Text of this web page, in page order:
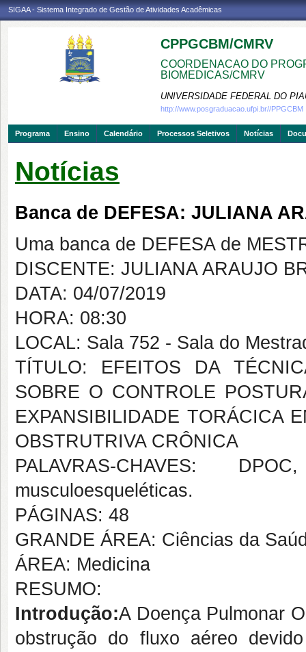
SIGAA - Sistema Integrado de Gestão de Atividades Acadêmicas
CPPGCBM/CMRV
COORDENACAO DO
BIOMEDICAS/CMRV
UNIVERSIDADE FEDERAL DO
http://www.posgraduacao.ufpi.br//PPGCBM
Programa Ensino Calendário Processos Seletivos Notícias
Notícias
Banca de DEFESA: JULIANA
Uma banca de DEFESA de
DISCENTE: JULIANA ARAUJO
DATA: 04/07/2019
HORA: 08:30
LOCAL: Sala 752 - Sala do
TÍTULO: EFEITOS DA
SOBRE O CONTROLE
EXPANSIBILIDADE TORÁCICA
OBSTRUTRIVA CRÔNICA
PALAVRAS-CHAVES:
musculoesqueléticas.
PÁGINAS: 48
GRANDE ÁREA: Ciências da
ÁREA: Medicina
RESUMO:
Introdução:A Doença Pulmonar
obstrução do fluxo aéreo